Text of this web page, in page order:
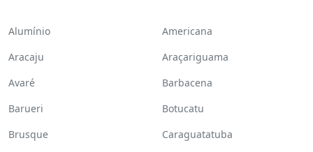
Alumínio
Americana
Aracaju
Araçariguama
Avaré
Barbacena
Barueri
Botucatu
Brusque
Caraguatatuba